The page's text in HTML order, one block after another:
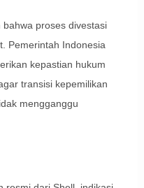
proses divestasi
Pemerintah Indonesia
kepastian hukum
transisi kepemilikan
mengganggu